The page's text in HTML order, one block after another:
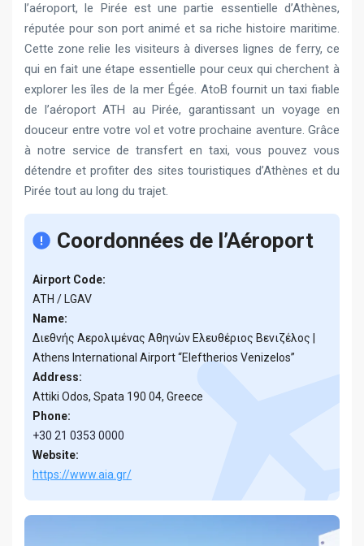
l’aéroport, le Pirée est une partie essentielle d’Athènes,
réputée pour son port animé et sa riche histoire maritime.
Cette zone relie les visiteurs à diverses lignes de ferry, ce
qui en fait une étape essentielle pour ceux qui cherchent à
explorer les îles de la mer Égée. AtoB fournit un taxi fiable
de l’aéroport ATH au Pirée, garantissant un voyage en
douceur entre votre vol et votre prochaine aventure. Grâce
à notre service de transfert en taxi, vous pouvez vous
détendre et profiter des sites touristiques d’Athènes et du
Pirée tout au long du trajet.
Coordonnées de l’Aéroport
Airport Code:
ATH / LGAV
Name:
Διεθνής Αερολιμένας Αθηνών Ελευθέριος Βενιζέλος |
Athens International Airport “Eleftherios Venizelos”
Address:
Attiki Odos, Spata 190 04, Greece
Phone:
+30 21 0353 0000
Website:
https://www.aia.gr/